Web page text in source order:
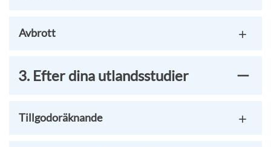
Avbrott
3. Efter dina utlandsstudier
Tillgodoräknande